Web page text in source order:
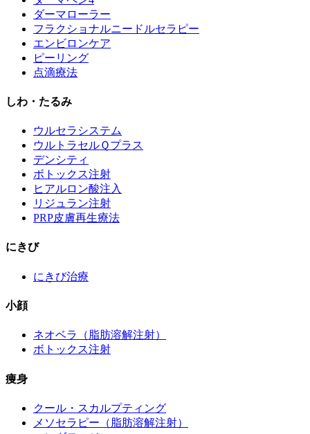
ダーマローラー
フラクショナルニードルセラピー
エンビロンケア
ピーリング
点滴療法
しわ・たるみ
ウルセラシステム
ウルトラセルＱプラス
デンシティ
ボトックス注射
ヒアルロン酸注入
リジュラン注射
PRP皮膚再生療法
にきび
にきび治療
小顔
ネオベラ（脂肪溶解注射）
ボトックス注射
痩身
クール・スカルプティング
メソセラピー（脂肪溶解注射）